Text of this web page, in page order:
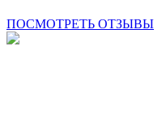
ПОСМОТРЕТЬ ОТЗЫВЫ